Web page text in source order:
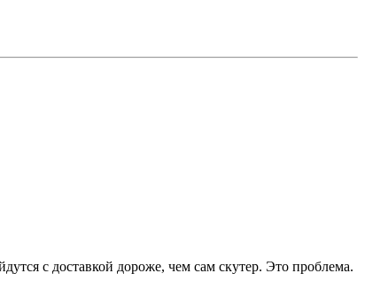
с доставкой дороже, чем сам скутер. Это проблема.